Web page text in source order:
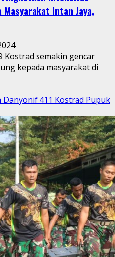
Masyarakat Intan Jaya,
Kostrad semakin gencar
kepada masyarakat di
Danyonif 411 Kostrad Pupuk